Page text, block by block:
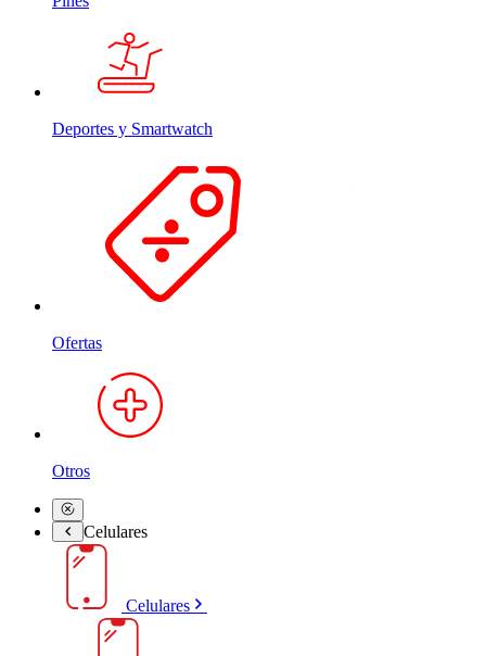
Deportes y Smartwatch
Ofertas
Otros
Celulares
Celulares